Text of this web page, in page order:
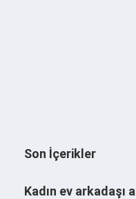
Son İçerikler
Kadın ev arkadaşı